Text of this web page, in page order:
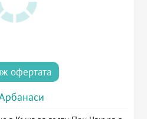
офертата